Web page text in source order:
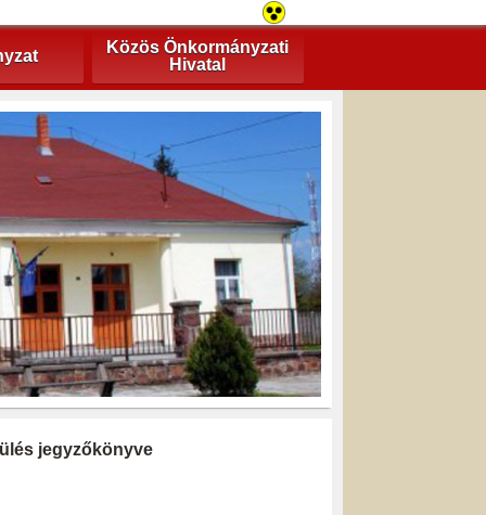
Közös Önkormányzati
Hivatal
jegyzőkönyve